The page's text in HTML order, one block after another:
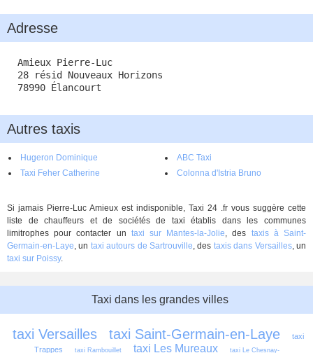
Adresse
Amieux Pierre-Luc
28 résid Nouveaux Horizons
78990 Élancourt
Autres taxis
Hugeron Dominique
ABC Taxi
Taxi Feher Catherine
Colonna d'Istria Bruno
Si jamais Pierre-Luc Amieux est indisponible, Taxi 24 .fr vous suggère cette
liste de chauffeurs et de sociétés de taxi établis dans les communes
limitrophes pour contacter un taxi sur Mantes-la-Jolie, des taxis à Saint-
Germain-en-Laye, un taxi autours de Sartrouville, des taxis dans Versailles, un
taxi sur Poissy.
Taxi dans les grandes villes
taxi Versailles taxi Saint-Germain-en-Laye
taxi
Trappes
taxi Rambouillet taxi Les Mureaux taxi Le Chesnay-